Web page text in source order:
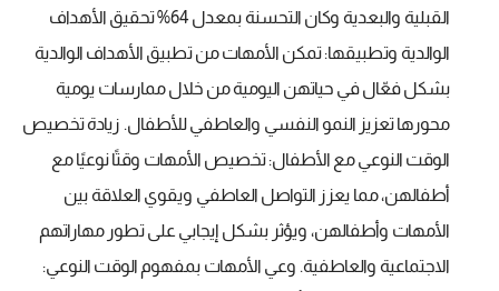
القبلية والبعدية وكان التحسنة بمعدل 64% تحقيق الأهداف
الوالدية وتطبيقها: تمكن الأمهات من تطبيق الأهداف الوالدية
بشكل فعّال في حياتهن اليومية من خلال ممارسات يومية
محورها تعزيز النمو النفسي والعاطفي للأطفال. زيادة تخصيص
الوقت النوعي مع الأطفال: تخصيص الأمهات وقتًا نوعيًا مع
أطفالهن، مما يعزز التواصل العاطفي ويقوي العلاقة بين
الأمهات وأطفالهن، ويؤثر بشكل إيجابي على تطور مهاراتهم
الاجتماعية والعاطفية. وعي الأمهات بمفهوم الوقت النوعي: